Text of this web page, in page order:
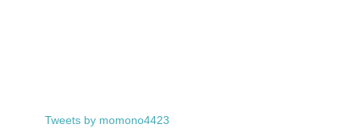
Tweets by momono4423